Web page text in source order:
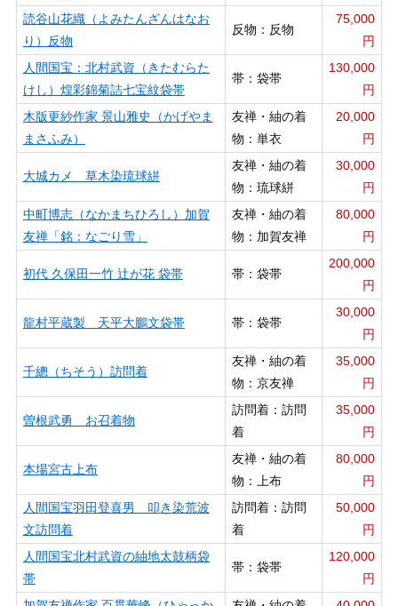
読谷山花織（よみたんざんはなお
り）反物
反物：反物
75,000
円
人間国宝：北村武資（きたむらた
けし）煌彩錦菊詰七宝紋袋帯
帯：袋帯
130,000
円
木版更紗作家 景山雅史（かげやま
まさふみ）
友禅・紬の着
物：単衣
20,000
円
大城カメ 草木染琉球絣
友禅・紬の着
物：琉球絣
30,000
円
中町博志（なかまちひろし）加賀
友禅「銘：なごり雪」
友禅・紬の着
物：加賀友禅
80,000
円
初代 久保田一竹 辻が花 袋帯 帯：袋帯
200,000
円
龍村平蔵製 天平大鵬文袋帯 帯：袋帯
30,000
円
千總（ちそう）訪問着
友禅・紬の着
物：京友禅
35,000
円
曽根武勇 お召着物
訪問着：訪問
着
35,000
円
本場宮古上布
友禅・紬の着
物：上布
80,000
円
人間国宝羽田登喜男 叩き染荒波
文訪問着
訪問着：訪問
着
50,000
円
人間国宝北村武資の紬地太鼓柄袋
帯
帯：袋帯
120,000
円